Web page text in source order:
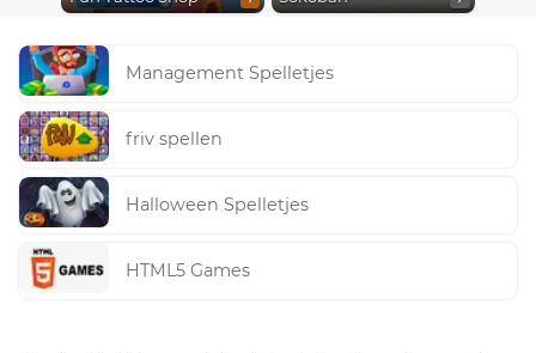
Management Spelletjes
friv spellen
Halloween Spelletjes
HTML5 Games